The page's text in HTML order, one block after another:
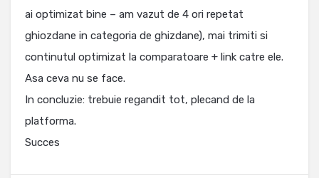
ai optimizat bine – am vazut de 4 ori repetat
ghiozdane in categoria de ghizdane), mai trimiti si
continutul optimizat la comparatoare + link catre ele.
Asa ceva nu se face.
In concluzie: trebuie regandit tot, plecand de la
platforma.
Succes